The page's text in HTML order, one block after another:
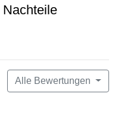
Alle Bewertungen